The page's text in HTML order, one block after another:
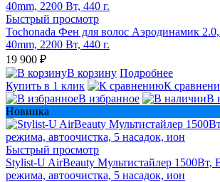
Быстрый просмотр
Tochonada Фен для волос Аэродинамик
40mm, 2200 Вт, 440 г.
19 900 ₽
В корзину Подробнее
Купить в 1 клик
К
В избранное
В
Новинка
Быстрый просмотр
Stylist-U AirBeauty Мультистайлер 1500Вт,
режима, автоочистка, 5 насадок, ион